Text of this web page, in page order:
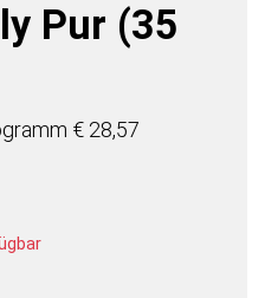
Pur (35
€ 28,57